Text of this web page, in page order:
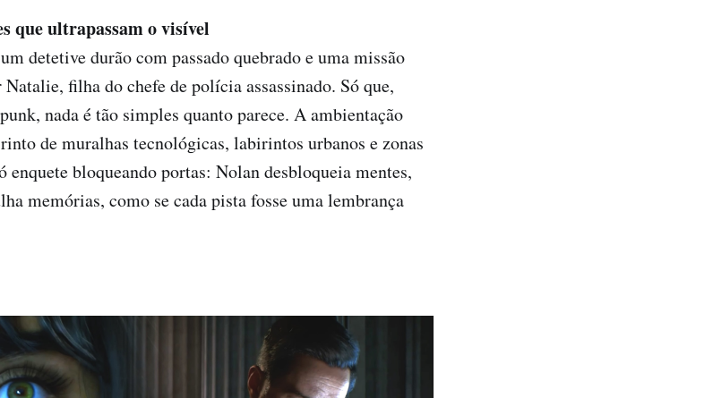
que ultrapassam o visível
detetive durão com passado quebrado e uma missão
filha do chefe de polícia assassinado. Só que,
nada é tão simples quanto parece. A ambientação
de muralhas tecnológicas, labirintos urbanos e zonas
enquete bloqueando portas: Nolan desbloqueia mentes,
memórias, como se cada pista fosse uma lembrança